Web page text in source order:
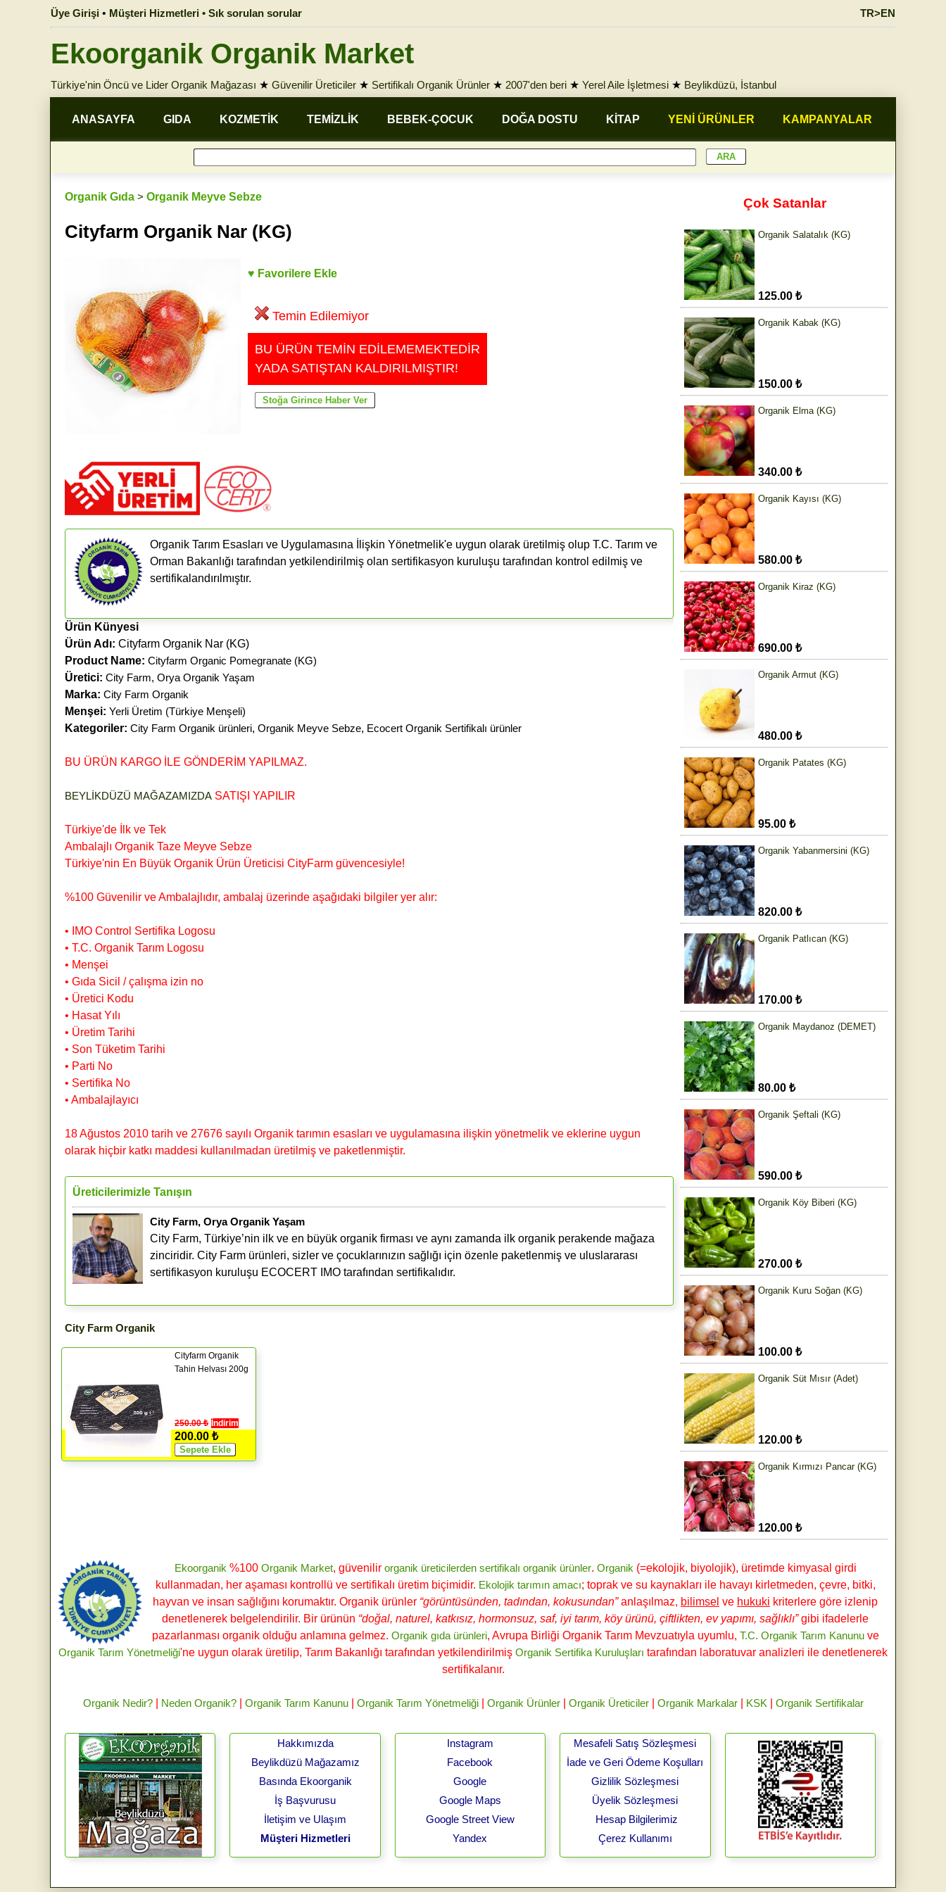
Üye Girişi • Müşteri Hizmetleri • Sık sorulan sorular TR>EN
Ekoorganik Organik Market
Türkiye'nin Öncü ve Lider Organik Mağazası ★ Güvenilir Üreticiler ★ Sertifikalı Organik Ürünler ★ 2007'den beri ★ Yerel Aile İşletmesi ★ Beylikdüzü, İstanbul
ANASAYFA GIDA KOZMETİK TEMİZLİK BEBEK-ÇOCUK DOĞA DOSTU KİTAP YENİ ÜRÜNLER KAMPANYALAR
Organik Gıda > Organik Meyve Sebze
Cityfarm Organik Nar (KG)
♥ Favorilere Ekle
Temin Edilemiyor
BU ÜRÜN TEMİN EDİLEMEMEKTEDİR
YADA SATIŞTAN KALDIRILMIŞTIR!
Organik Tarım Esasları ve Uygulamasına İlişkin Yönetmelik'e uygun olarak üretilmiş olup T.C. Tarım ve
Orman Bakanlığı tarafından yetkilendirilmiş olan sertifikasyon kuruluşu tarafından kontrol edilmiş ve
sertifikalandırılmıştır.
Ürün Künyesi
Ürün Adı: Cityfarm Organik Nar (KG)
Product Name: Cityfarm Organic Pomegranate (KG)
Üretici: City Farm, Orya Organik Yaşam
Marka: City Farm Organik
Menşei: Yerli Üretim (Türkiye Menşeli)
Kategoriler: City Farm Organik ürünleri, Organik Meyve Sebze, Ecocert Organik Sertifikalı ürünler
BU ÜRÜN KARGO İLE GÖNDERİM YAPILMAZ.
BEYLİKDÜZÜ MAĞAZAMIZDA SATIŞI YAPILIR
Türkiye'de İlk ve Tek
Ambalajlı Organik Taze Meyve Sebze
Türkiye'nin En Büyük Organik Ürün Üreticisi CityFarm güvencesiyle!
%100 Güvenilir ve Ambalajlıdır, ambalaj üzerinde aşağıdaki bilgiler yer alır:
• IMO Control Sertifika Logosu
• T.C. Organik Tarım Logosu
• Menşei
• Gıda Sicil / çalışma izin no
• Üretici Kodu
• Hasat Yılı
• Üretim Tarihi
• Son Tüketim Tarihi
• Parti No
• Sertifika No
• Ambalajlayıcı
18 Ağustos 2010 tarih ve 27676 sayılı Organik tarımın esasları ve uygulamasına ilişkin yönetmelik ve eklerine uygun
olarak hiçbir katkı maddesi kullanılmadan üretilmiş ve paketlenmiştir.
Üreticilerimizle Tanışın
City Farm, Orya Organik Yaşam
City Farm, Türkiye’nin ilk ve en büyük organik firması ve aynı zamanda ilk organik perakende mağaza
zinciridir. City Farm ürünleri, sizler ve çocuklarınızın sağlığı için özenle paketlenmiş ve uluslararası
sertifikasyon kuruluşu ECOCERT IMO tarafından sertifikalıdır.
City Farm Organik
Cityfarm Organik
Tahin Helvası 200g
250.00 ₺ İndirim
200.00 ₺
Çok Satanlar
Organik Salatalık (KG)
125.00 ₺
Organik Kabak (KG)
150.00 ₺
Organik Elma (KG)
340.00 ₺
Organik Kayısı (KG)
580.00 ₺
Organik Kiraz (KG)
690.00 ₺
Organik Armut (KG)
480.00 ₺
Organik Patates (KG)
95.00 ₺
Organik Yabanmersini (KG)
820.00 ₺
Organik Patlıcan (KG)
170.00 ₺
Organik Maydanoz (DEMET)
80.00 ₺
Organik Şeftali (KG)
590.00 ₺
Organik Köy Biberi (KG)
270.00 ₺
Organik Kuru Soğan (KG)
100.00 ₺
Organik Süt Mısır (Adet)
120.00 ₺
Organik Kırmızı Pancar (KG)
120.00 ₺
Ekoorganik%100 Organik Market, güvenilir organik üreticilerden sertifikalı organik ürünler. Organik(=ekolojik, biyolojik), üretimde kimyasal girdi
kullanmadan, her aşaması kontrollü ve sertifikalı üretim biçimidir. Ekolojik tarımın amacı; toprak ve su kaynakları ile havayı kirletmeden, çevre, bitki,
hayvan ve insan sağlığını korumaktır. Organik ürünler “görüntüsünden, tadından, kokusundan”anlaşılmaz, bilimsel ve hukuki kriterlere göre izlenip
denetlenerek belgelendirilir. Bir ürünün “doğal, naturel, katkısız, hormonsuz, saf, iyi tarım, köy ürünü, çiftlikten, ev yapımı, sağlıklı”gibi ifadelerle
pazarlanması organik olduğu anlamına gelmez. Organik gıda ürünleri, Avrupa Birliği Organik Tarım Mevzuatıyla uyumlu, T.C. Organik Tarım Kanunuve
Organik Tarım Yönetmeliği'ne uygun olarak üretilip, Tarım Bakanlığı tarafından yetkilendirilmiş Organik Sertifika Kuruluşları tarafından laboratuvar analizleri ile denetlenerek
sertifikalanır.
Organik Nedir?| Neden Organik?| Organik Tarım Kanunu| Organik Tarım Yönetmeliği| Organik Ürünler| Organik Üreticiler| Organik Markalar| KSK| Organik Sertifikalar
Hakkımızda
Beylikdüzü Mağazamız
Basında Ekoorganik
İş Başvurusu
İletişim ve Ulaşım
Müşteri Hizmetleri
Instagram
Facebook
Google
Google Maps
Google Street View
Yandex
Mesafeli Satış Sözleşmesi
İade ve Geri Ödeme Koşulları
Gizlilik Sözleşmesi
Üyelik Sözleşmesi
Hesap Bilgilerimiz
Çerez Kullanımı